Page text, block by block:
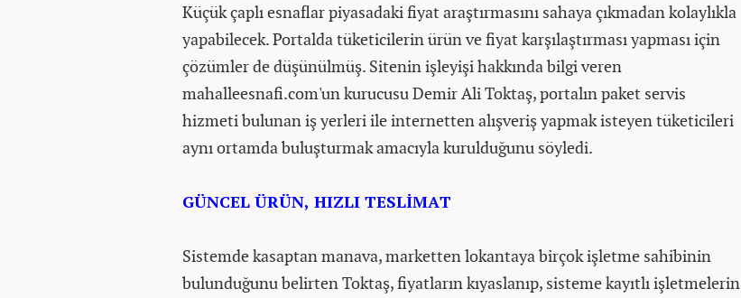
Küçük çaplı esnaflar piyasadaki fiyat araştırmasını sahaya çıkmadan kolaylıkla
yapabilecek. Portalda tüketicilerin ürün ve fiyat karşılaştırması yapması için
çözümler de düşünülmüş. Sitenin işleyişi hakkında bilgi veren
mahalleesnafi.com'un kurucusu Demir Ali Toktaş, portalın paket servis
hizmeti bulunan iş yerleri ile internetten alışveriş yapmak isteyen tüketicileri
aynı ortamda buluşturmak amacıyla kurulduğunu söyledi.
GÜNCEL ÜRÜN, HIZLI TESLİMAT
Sistemde kasaptan manava, marketten lokantaya birçok işletme sahibinin
bulunduğunu belirten Toktaş, fiyatların kıyaslanıp, sisteme kayıtlı işletmelerin